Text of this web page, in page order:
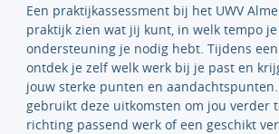
Een praktijkassessment bij het UWV
praktijk zien wat jij kunt, in welk tempo
ondersteuning je nodig hebt. Tijdens
ontdek je zelf welk werk bij je past en
jouw sterke punten en aandachtspunten.
gebruikt deze uitkomsten om jou verder
richting passend werk of een geschikt